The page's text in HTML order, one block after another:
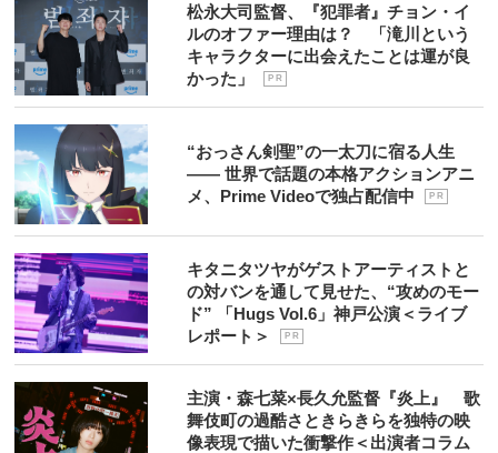
松永大司監督、『犯罪者』チョン・イ
ルのオファー理由は？ 「滝川という
キャラクターに出会えたことは運が良
かった」
P R
“おっさん剣聖”の一太刀に宿る人生
―― 世界で話題の本格アクションアニ
メ、Prime Videoで独占配信中
P R
キタニタツヤがゲストアーティストと
の対バンを通して見せた、“攻めのモー
ド” 「Hugs Vol.6」神戸公演＜ライブ
レポート＞
P R
主演・森七菜×長久允監督『炎上』 歌
舞伎町の過酷さときらきらを独特の映
像表現で描いた衝撃作＜出演者コラム